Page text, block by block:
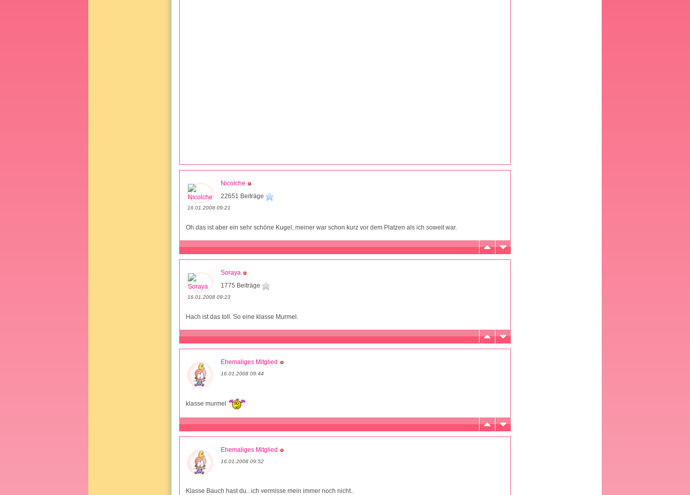
Nicolche
22651 Beiträge
16.01.2008 09:21
Oh das ist aber ein sehr schöne Kugel, meiner war schon kurz vor dem Platzen als ich soweit war.
Soraya
1775 Beiträge
16.01.2008 09:23
Hach ist das toll. So eine klasse Murmel.
Ehemaliges Mitglied
16.01.2008 09:44
klasse murmel
Ehemaliges Mitglied
16.01.2008 09:52
Klasse Bauch hast du.. ich vermisse mein immer noch nicht..